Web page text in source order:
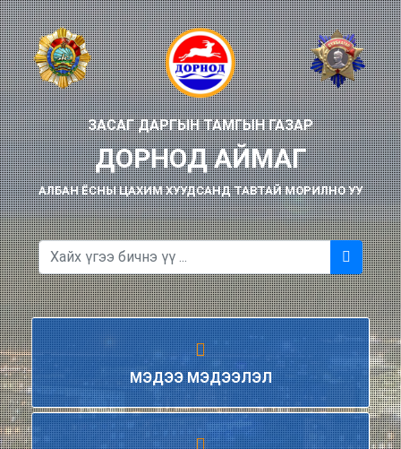
ЗАСАГ ДАРГЫН ТАМГЫН ГАЗАР
ДОРНОД АЙМАГ
АЛБАН ЁСНЫ ЦАХИМ ХУУДСАНД ТАВТАЙ МОРИЛНО УУ
МЭДЭЭ МЭДЭЭЛЭЛ